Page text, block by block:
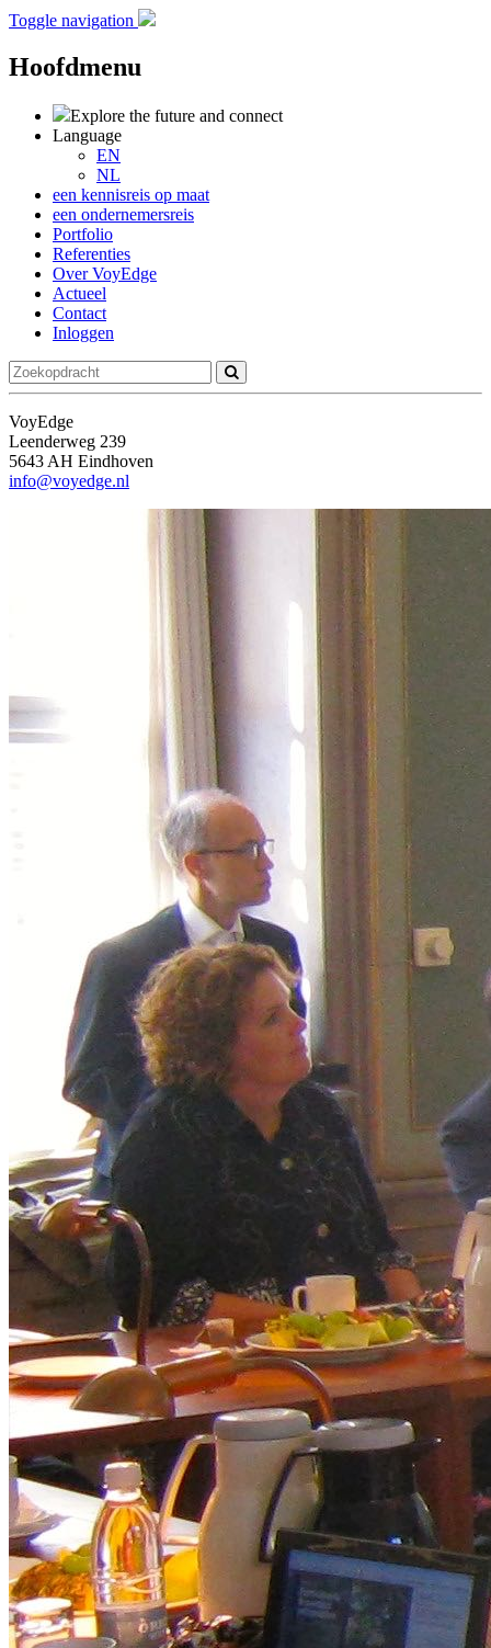
Toggle navigation
Hoofdmenu
Explore the future and connect
Language
EN
NL
een kennisreis op maat
een ondernemersreis
Portfolio
Referenties
Over VoyEdge
Actueel
Contact
Inloggen
VoyEdge
Leenderweg 239
5643 AH Eindhoven
info@voyedge.nl